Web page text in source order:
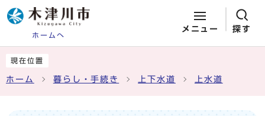
ホームへ
メニュー 探す
現在位置
ホーム 暮らし・手続き 上下水道 上水道